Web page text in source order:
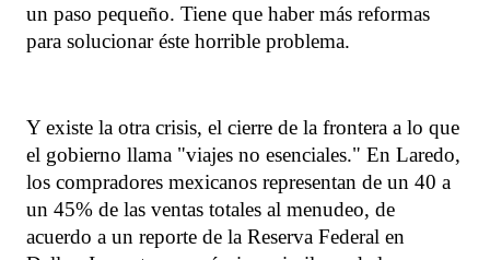
un paso pequeño. Tiene que haber más reformas
para solucionar éste horrible problema.
Y existe la otra crisis, el cierre de la frontera a lo que
el gobierno llama "viajes no esenciales." En Laredo,
los compradores mexicanos representan de un 40 a
un 45% de las ventas totales al menudeo, de
acuerdo a un reporte de la Reserva Federal en